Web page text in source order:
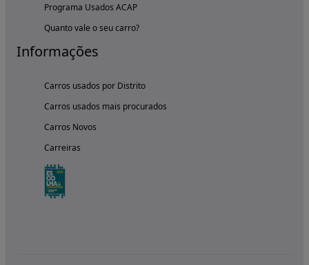
Programa Usados ACAP
Quanto vale o seu carro?
Informações
Carros usados por Distrito
Carros usados mais procurados
Carros Novos
Carreiras